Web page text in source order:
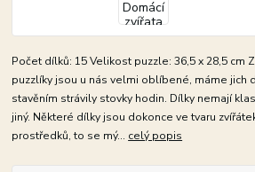
Počet dílků: 15 Velikost puzzle: 36,5 x 28,5 cm
puzzlíky jsou u nás velmi oblíbené, máme jich
stavěním strávily stovky hodin. Dílky nemají
jiný. Některé dílky jsou dokonce ve tvaru
prostředků, to se mý... celý popis